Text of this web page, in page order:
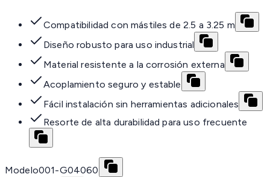
Compatibilidad con mástiles de 2.5 a 3.25 m
Diseño robusto para uso industrial
Material resistente a la corrosión externa
Acoplamiento seguro y estable
Fácil instalación sin herramientas adicionales
Resorte de alta durabilidad para uso frecuente
Modelo001-G04060